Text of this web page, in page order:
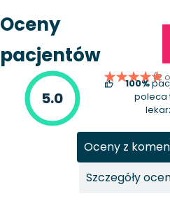
Oceny
pacjentów
5.0
(2
100%
poleca
Oceny z
Szczegóły